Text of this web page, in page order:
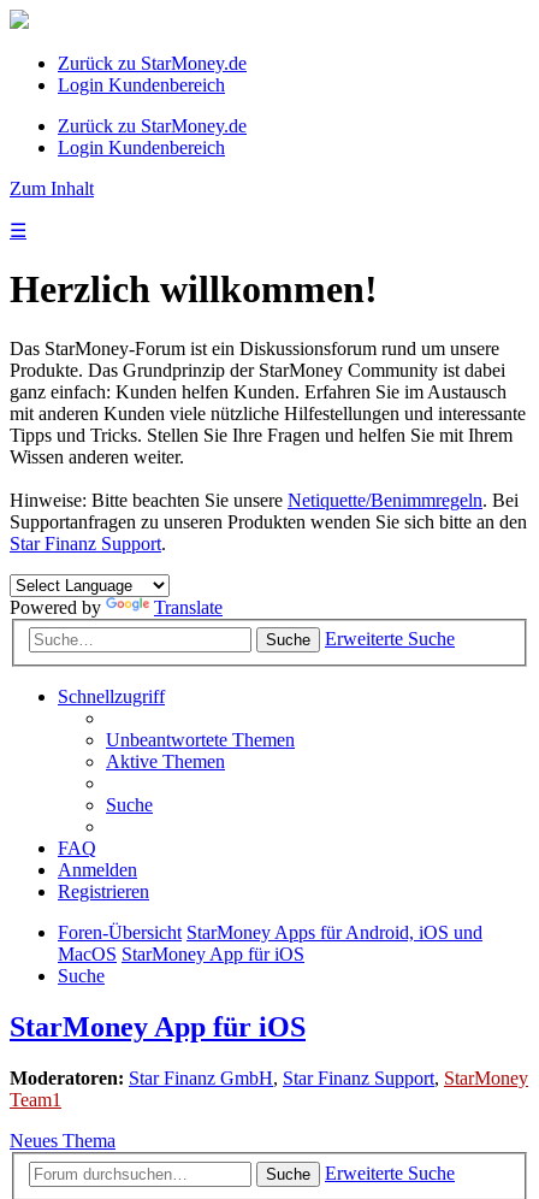
Zurück zu StarMoney.de
Login Kundenbereich
Zurück zu StarMoney.de
Login Kundenbereich
Zum Inhalt
☰
Herzlich willkommen!
Das StarMoney-Forum ist ein Diskussionsforum rund um unsere
Produkte. Das Grundprinzip der StarMoney Community ist dabei
ganz einfach: Kunden helfen Kunden. Erfahren Sie im Austausch
mit anderen Kunden viele nützliche Hilfestellungen und interessante
Tipps und Tricks. Stellen Sie Ihre Fragen und helfen Sie mit Ihrem
Wissen anderen weiter.
Hinweise: Bitte beachten Sie unsere Netiquette/Benimmregeln. Bei
Supportanfragen zu unseren Produkten wenden Sie sich bitte an den
Star Finanz Support.
Powered by Translate
Suche Erweiterte Suche
Schnellzugriff
Unbeantwortete Themen
Aktive Themen
Suche
FAQ
Anmelden
Registrieren
Foren-Übersicht StarMoney Apps für Android, iOS und
MacOS StarMoney App für iOS
Suche
StarMoney App für iOS
Moderatoren: Star Finanz GmbH, Star Finanz Support, StarMoney
Team1
Neues Thema
Suche
Erweiterte Suche